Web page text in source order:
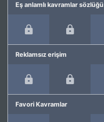
Eş anlamlı kavramlar sözlüğü
Reklamsız erişim
Favori Kavramlar